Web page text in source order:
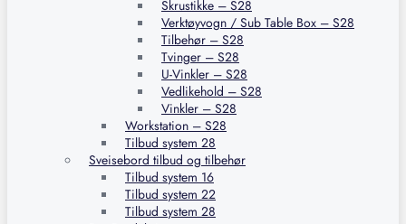
Skrustikke – S28
Verktøyvogn / Sub Table Box – S28
Tilbehør – S28
Tvinger – S28
U-Vinkler – S28
Vedlikehold – S28
Vinkler – S28
Workstation – S28
Tilbud system 28
Sveisebord tilbud og tilbehør
Tilbud system 16
Tilbud system 22
Tilbud system 28